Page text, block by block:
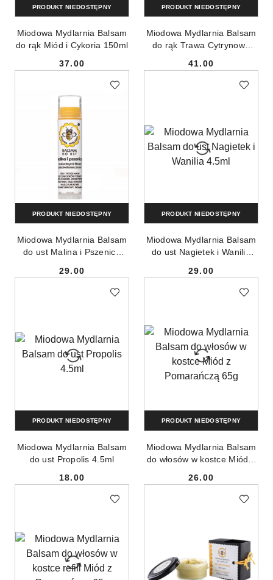
Miodowa Mydlarnia Balsam
do rąk Miód i Cykoria 150ml
Cena:
37.00
PRODUKT NIEDOSTĘPNY
Miodowa Mydlarnia Balsam
do rąk Trawa Cytrynowa
Cena:
41.00
PRODUKT NIEDOSTĘPNY
Miodowa Mydlarnia Balsam
do ust Malina i Pszenica
Cena:
29.00
PRODUKT NIEDOSTĘPNY
Miodowa Mydlarnia Balsam
do ust Nagietek i Wanilia
Cena:
29.00
PRODUKT NIEDOSTĘPNY
Miodowa Mydlarnia Balsam
do ust Propolis 4.5ml
Cena:
18.00
PRODUKT NIEDOSTĘPNY
Miodowa Mydlarnia Balsam
do włosów w kostce Miód z
Cena:
26.00
PRODUKT NIEDOSTĘPNY